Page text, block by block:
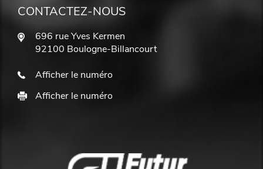
CONTACTEZ-NOUS
696 rue Yves Kermen
92100 Boulogne-Billancourt
Afficher le numéro
Afficher le numéro